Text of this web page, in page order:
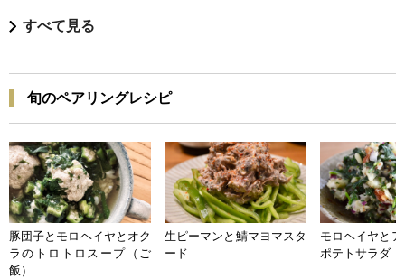
すべて見る
旬のペアリングレシピ
豚団子とモロヘイヤとオク
ラのトロトロスープ（ご
飯）
生ピーマンと鯖マヨマスタ
ード
モロヘイヤと
ポテトサラダ